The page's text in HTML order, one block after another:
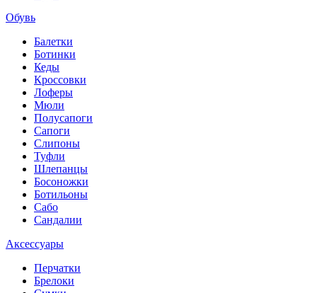
Обувь
Балетки
Ботинки
Кеды
Кроссовки
Лоферы
Мюли
Полусапоги
Сапоги
Слипоны
Туфли
Шлепанцы
Босоножки
Ботильоны
Сабо
Сандалии
Аксессуары
Перчатки
Брелоки